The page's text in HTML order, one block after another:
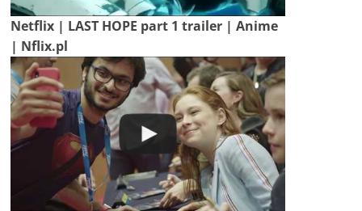
Netflix | LAST HOPE part 1 trailer | Anime
| Nflix.pl